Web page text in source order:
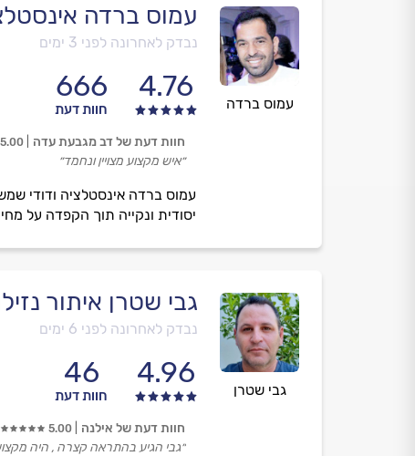
עמוס ברדה
עמוס ברדה
נבדק לאחרונה לפני 3 ימים
4.76
666
חוות דעת
עמוס ברדה אינסטלציה ודודי
יסודית ונקייה תוך הקפדה על
חוות דעת של דב מגבעת עדה 5.00
״איש מקצוע מצויין ונחמד״
גבי שטרן
גבי שטרן איתור
נבדק לאחרונה לפני 6 ימים
4.96
46
חוות דעת
חוות דעת של אילנה 5.00
״גבי הגיע בהתראה קצרה , היה